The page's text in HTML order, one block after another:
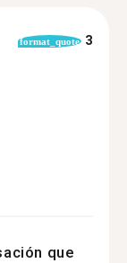
format_quote 3
que